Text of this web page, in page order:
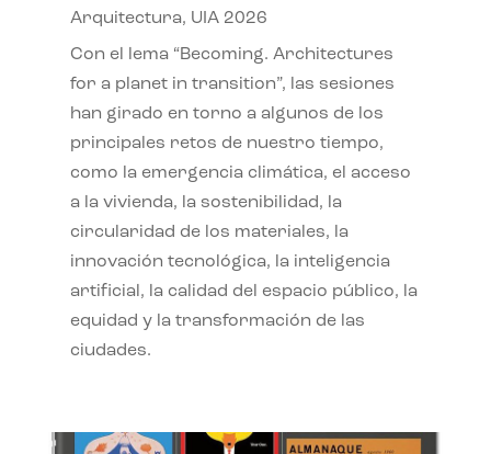
Arquitectura, UIA 2026
Con el lema “Becoming. Architectures
for a planet in transition”, las sesiones
han girado en torno a algunos de los
principales retos de nuestro tiempo,
como la emergencia climática, el acceso
a la vivienda, la sostenibilidad, la
circularidad de los materiales, la
innovación tecnológica, la inteligencia
artificial, la calidad del espacio público, la
equidad y la transformación de las
ciudades.